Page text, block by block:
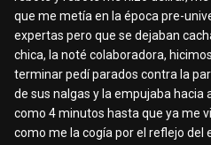
que me metía en la época pre-
expertas pero que se dejaban
chica, la noté colaboradora,
terminar pedí parados contra la
de sus nalgas y la empujaba
como 4 minutos hasta que ya me
como me la cogía por el reflejo del